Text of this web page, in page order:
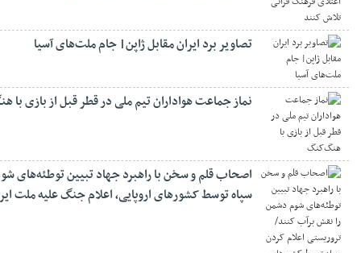
تصاویر برد ایران مقابل ژاپن| جام ملت‌های آسیا
نماز جماعت هواداران تیم ملی در قطر قبل از بازی
اصحاب قلم و سخن با راهبرد جهاد تبیین توطئه‌های
سپاه توسط کشورهای اروپایی، اعلام جنگ علیه ملت